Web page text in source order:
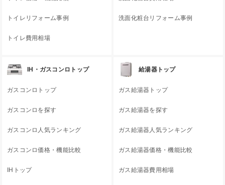
トイレリフォーム事例
トイレ費用相場
洗面化粧台リフォーム事例
IH・ガスコンロトップ
ガスコンロトップ
ガスコンロを探す
ガスコンロ人気ランキング
ガスコンロ価格・機能比較
IHトップ
給湯器トップ
ガス給湯器トップ
ガス給湯器を探す
ガス給湯器人気ランキング
ガス給湯器価格・機能比較
ガス給湯器費用相場